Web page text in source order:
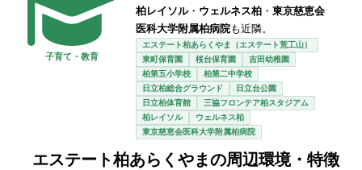
子育て・教育
柏レイソル・ ウェルネス柏 ・ 東京慈恵会
医科大学附属柏病院も近隣。
エステート柏あらくやま（エステート荒工山）
東町保育園
桜台保育園
吉田幼稚園
柏第五小学校
柏第二中学校
日立柏総合グラウンド
日立台公園
日立柏体育館
三協フロンテア柏スタジアム
柏レイソル
ウェルネス柏
東京慈恵会医科大学附属柏病院
エステート柏あらくやまの周辺環境・特徴